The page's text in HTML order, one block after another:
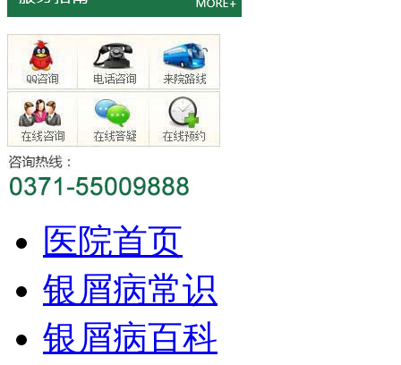
医院首页
银屑病常识
银屑病百科